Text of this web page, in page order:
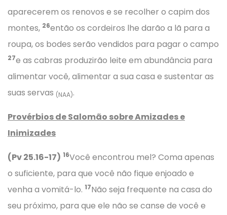
aparecerem os renovos e se recolher o capim dos
montes, 26então os cordeiros lhe darão a lã para a
roupa, os bodes serão vendidos para pagar o campo
27e as cabras produzirão leite em abundância para
alimentar você, alimentar a sua casa e sustentar as
suas servas (NAA).
Provérbiosde Salomão sobre Amizades e
Inimizades
(Pv 25.16-17) 16Você encontrou mel? Coma apenas
o suficiente, para que você não fique enjoado e
venha a vomitá-lo. 17Não seja frequente na casa do
seu próximo, para que ele não se canse de você e